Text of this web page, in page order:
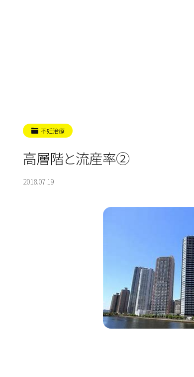
不妊治療
高層階と流産率②
2018.07.19